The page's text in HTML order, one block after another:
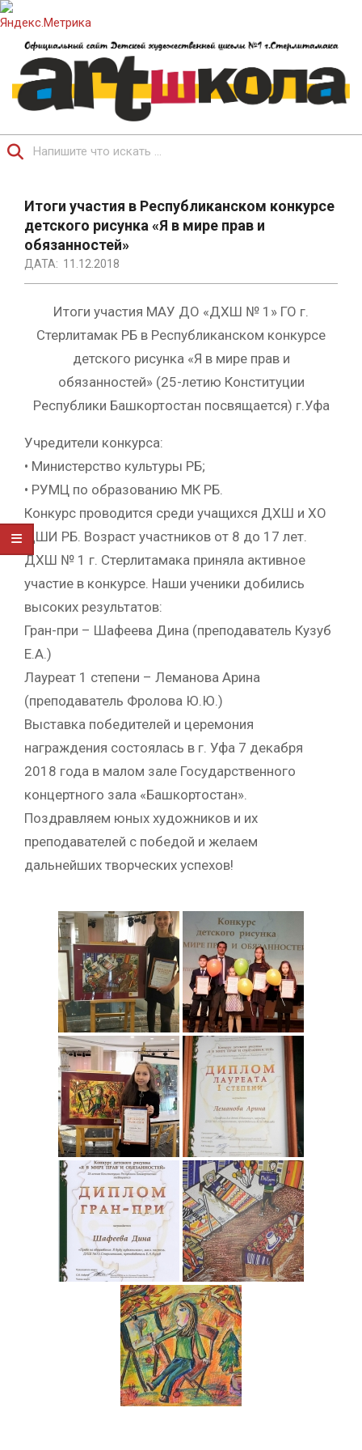
к
содержимому
ОФИЦИАЛЬНЫЙ
САЙТ
ДЕТСКОЙ
ХУДОЖЕСТВЕННОЙ
ШКОЛЫ.
навигационное
Итоги участия в Республиканском конкурсе
детского рисунка «Я в мире прав и
обязанностей»
ДАТА: 11.12.2018
Итоги участия МАУ ДО «ДХШ № 1» ГО г.
Стерлитамак РБ в Республиканском конкурсе
детского рисунка «Я в мире прав и
обязанностей» (25-летию Конституции
Республики Башкортостан посвящается) г.Уфа
Учредители конкурса:
• Министерство культуры РБ;
• РУМЦ по образованию МК РБ.
Конкурс проводится среди учащихся ДХШ и ХО
ДШИ РБ. Возраст участников от 8 до 17 лет.
ДХШ № 1 г. Стерлитамака приняла активное
участие в конкурсе. Наши ученики добились
высоких результатов:
Гран-при – Шафеева Дина (преподаватель Кузуб
Е.А.)
Лауреат 1 степени – Леманова Арина
(преподаватель Фролова Ю.Ю.)
Выставка победителей и церемония
награждения состоялась в г. Уфа 7 декабря
2018 года в малом зале Государственного
концертного зала «Башкортостан».
Поздравляем юных художников и их
преподавателей с победой и желаем
дальнейших творческих успехов!